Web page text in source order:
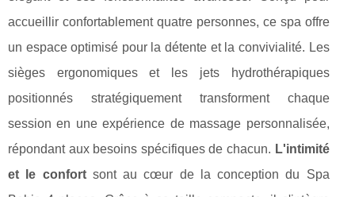
accueillir confortablement quatre personnes, ce spa offre
un espace optimisé pour la détente et la convivialité. Les
sièges ergonomiques et les jets hydrothérapiques
positionnés stratégiquement transforment chaque
session en une expérience de massage personnalisée,
répondant aux besoins spécifiques de chacun. L'intimité
et le confortsont au cœur de la conception du Spa